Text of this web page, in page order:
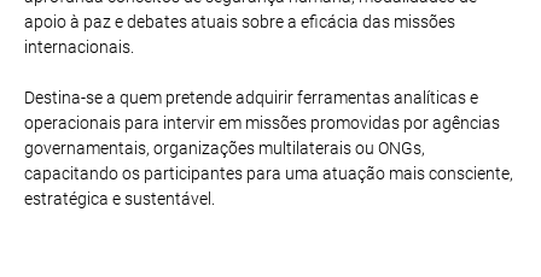
apoio à paz e debates atuais sobre a eficácia das missões
internacionais.
Destina-se a quem pretende adquirir ferramentas analíticas e
operacionais para intervir em missões promovidas por agências
governamentais, organizações multilaterais ou ONGs,
capacitando os participantes para uma atuação mais consciente,
estratégica e sustentável.